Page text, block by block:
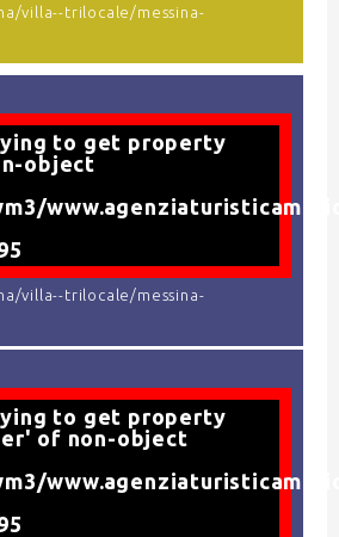
villa--trilocale/messina-
to get property
object
villa--trilocale/messina-
to get property
of non-object